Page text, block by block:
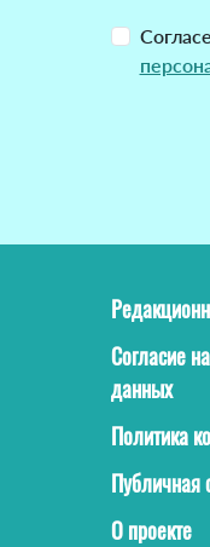
Согласие
данных
Политика
Публичная
О проекте